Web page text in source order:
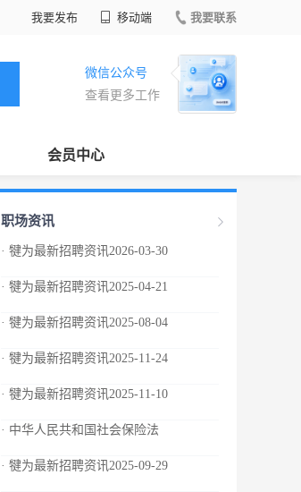
我要发布 移动端 我要联系
微信公众号
查看更多工作
会员中心
职场资讯
· 犍为最新招聘资讯2026-03-30
· 犍为最新招聘资讯2025-04-21
· 犍为最新招聘资讯2025-08-04
· 犍为最新招聘资讯2025-11-24
· 犍为最新招聘资讯2025-11-10
· 中华人民共和国社会保险法
· 犍为最新招聘资讯2025-09-29